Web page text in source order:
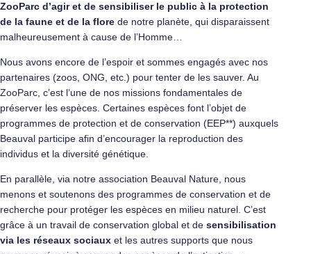
ZooParc d’agir et de sensibiliser le public à la protection
de la faune et de la flore de notre planète, qui disparaissent
malheureusement à cause de l’Homme…
Nous avons encore de l’espoir et sommes engagés avec nos
partenaires (zoos, ONG, etc.) pour tenter de les sauver. Au
ZooParc, c’est l’une de nos missions fondamentales de
préserver les espèces. Certaines espèces font l’objet de
programmes de protection et de conservation (EEP**) auxquels
Beauval participe afin d’encourager la reproduction des
individus et la diversité génétique.
En parallèle, via notre association Beauval Nature, nous
menons et soutenons des programmes de conservation et de
recherche pour protéger les espèces en milieu naturel. C’est
grâce à un travail de conservation global et de sensibilisation
via les réseaux sociaux et les autres supports que nous